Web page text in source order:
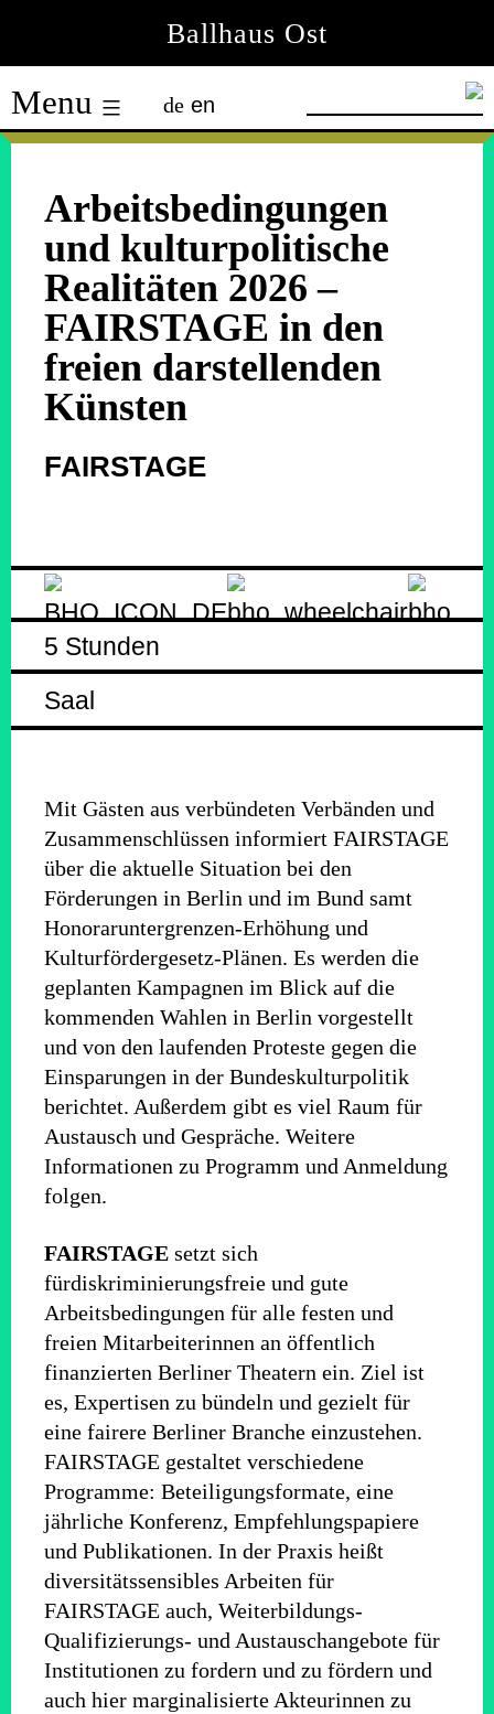
content
Ballhaus Ost
Ballhaus
Ost
Menu de en
Arbeitsbedingungen
und kulturpolitische
Realitäten 2026 –
FAIRSTAGE in den
freien darstellenden
Künsten
FAIRSTAGE
5 Stunden
Saal
Mit Gästen aus verbündeten Verbänden und
Zusammenschlüssen informiert FAIRSTAGE
über die aktuelle Situation bei den
Förderungen in Berlin und im Bund samt
Honoraruntergrenzen-Erhöhung und
Kulturfördergesetz-Plänen. Es werden die
geplanten Kampagnen im Blick auf die
kommenden Wahlen in Berlin vorgestellt
und von den laufenden Proteste gegen die
Einsparungen in der Bundeskulturpolitik
berichtet. Außerdem gibt es viel Raum für
Austausch und Gespräche. Weitere
Informationen zu Programm und Anmeldung
folgen.
FAIRSTAGE setzt sich
fürdiskriminierungsfreie und gute
Arbeitsbedingungen für alle festen und
freien Mitarbeiterinnen an öffentlich
finanzierten Berliner Theatern ein. Ziel ist
es, Expertisen zu bündeln und gezielt für
eine fairere Berliner Branche einzustehen.
FAIRSTAGE gestaltet verschiedene
Programme: Beteiligungsformate, eine
jährliche Konferenz, Empfehlungspapiere
und Publikationen. In der Praxis heißt
diversitätssensibles Arbeiten für
FAIRSTAGE auch, Weiterbildungs-
Qualifizierungs- und Austauschangebote für
Institutionen zu fordern und zu fördern und
auch hier marginalisierte Akteurinnen zu